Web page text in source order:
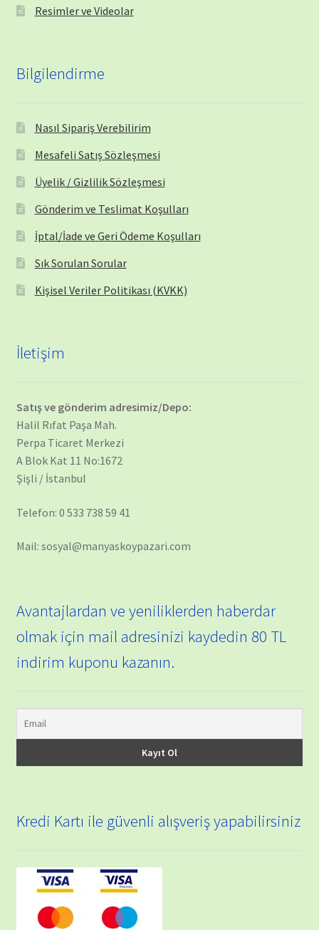
Resimler ve Videolar
Bilgilendirme
Nasıl Sipariş Verebilirim
Mesafeli Satış Sözleşmesi
Üyelik / Gizlilik Sözleşmesi
Gönderim ve Teslimat Koşulları
İptal/İade ve Geri Ödeme Koşulları
Sık Sorulan Sorular
Kişisel Veriler Politikası (KVKK)
İletişim
Satış ve gönderim adresimiz/Depo:
Halil Rıfat Paşa Mah.
Perpa Ticaret Merkezi
A Blok Kat 11 No:1672
Şişli / İstanbul
Telefon: 0 533 738 59 41
Mail: sosyal@manyaskoypazari.com
Avantajlardan ve yeniliklerden haberdar
olmak için mail adresinizi kaydedin 80 TL
indirim kuponu kazanın.
Kredi Kartı ile güvenli alışveriş yapabilirsiniz